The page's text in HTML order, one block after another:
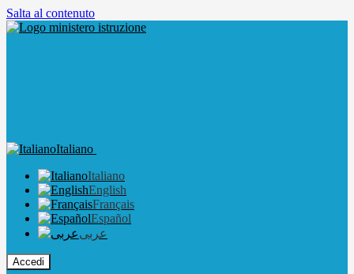
Salta al contenuto
Italiano
Italiano
English
Français
Español
عربى
Accedi